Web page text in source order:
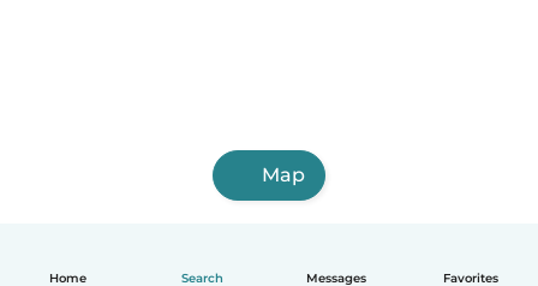
Home Search Messages Favorites
Map